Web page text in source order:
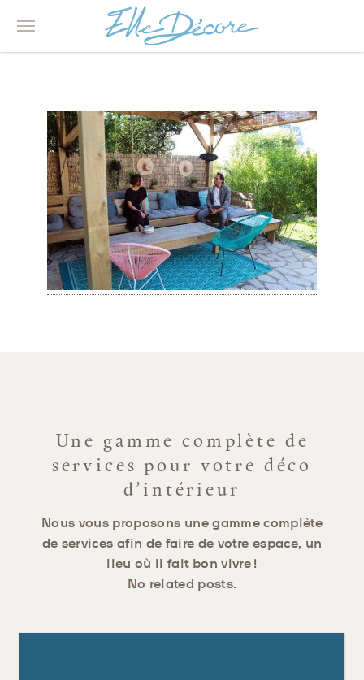
Une gamme complète de
services pour votre déco
d’intérieur
Nous vous proposons une gamme complète
de services afin de faire de votre espace, un
lieu où il fait bon vivre !
No related posts.